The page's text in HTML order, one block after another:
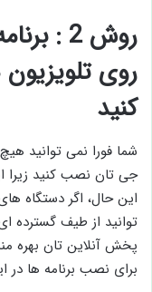
روش 2
روی
کنید
شما فورا نمی ‌توانید
جی تان نصب کنید زیرا
‌توانید از طیف گسترده
برای نصب برنامه ها در